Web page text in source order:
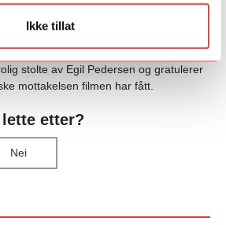
Ikke tillat
filmscenen, og dette lover
fra både ham og andre talentfulle
stolte av Egil Pedersen og gratulerer
mottakelsen filmen har fått.
etter?
Nei